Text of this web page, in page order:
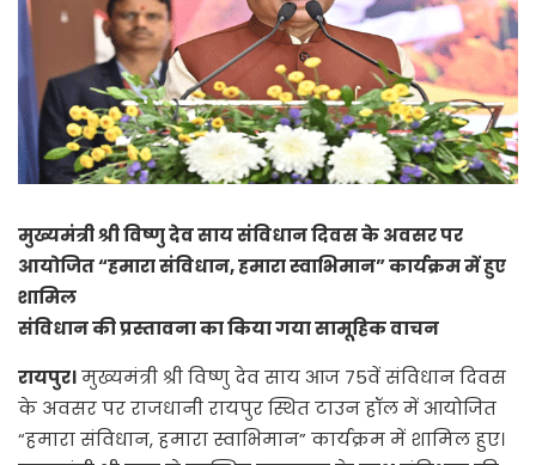
मुख्यमंत्री श्री विष्णु देव साय संविधान दिवस के अवसर पर
आयोजित “हमारा संविधान, हमारा स्वाभिमान” कार्यक्रम में हुए
शामिल
संविधान की प्रस्तावना का किया गया सामूहिक वाचन
रायपुर।मुख्यमंत्री श्री विष्णु देव साय आज 75वें संविधान दिवस
के अवसर पर राजधानी रायपुर स्थित टाउन हॉल में आयोजित
“हमारा संविधान, हमारा स्वाभिमान” कार्यक्रम में शामिल हुए।